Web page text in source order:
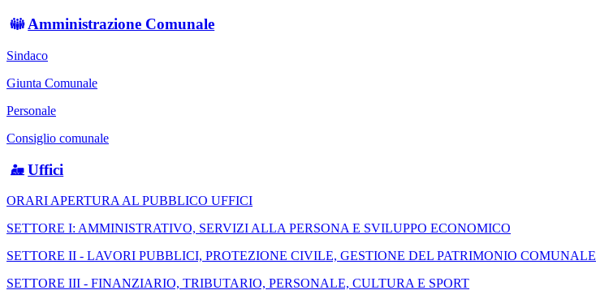
Amministrazione Comunale
Sindaco
Giunta Comunale
Personale
Consiglio comunale
Uffici
ORARI APERTURA AL PUBBLICO UFFICI
SETTORE I: AMMINISTRATIVO, SERVIZI ALLA PERSONA E SVILUPPO ECONOMICO
SETTORE II - LAVORI PUBBLICI, PROTEZIONE CIVILE, GESTIONE DEL PATRIMONIO COMUNALE
SETTORE III - FINANZIARIO, TRIBUTARIO, PERSONALE, CULTURA E SPORT